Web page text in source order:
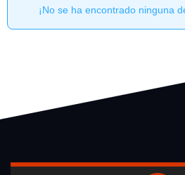
¡No se ha encontrado ninguna